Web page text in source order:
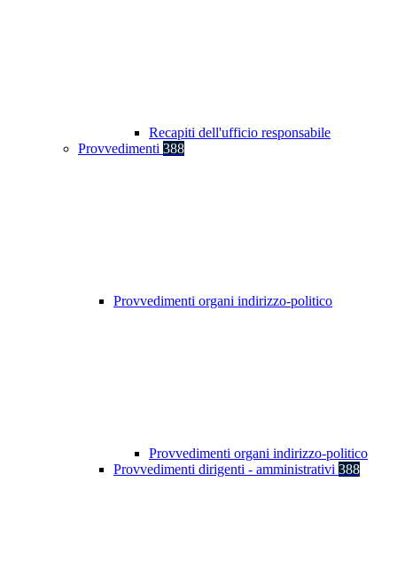
Recapiti dell'ufficio responsabile
Provvedimenti 388
Provvedimenti organi indirizzo-politico
Provvedimenti organi indirizzo-politico
Provvedimenti dirigenti - amministrativi 388